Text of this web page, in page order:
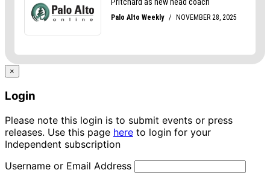
×
Login
Please note this login is to submit events or press
releases. Use this page here to login for your
Independent subscription
Username or Email Address